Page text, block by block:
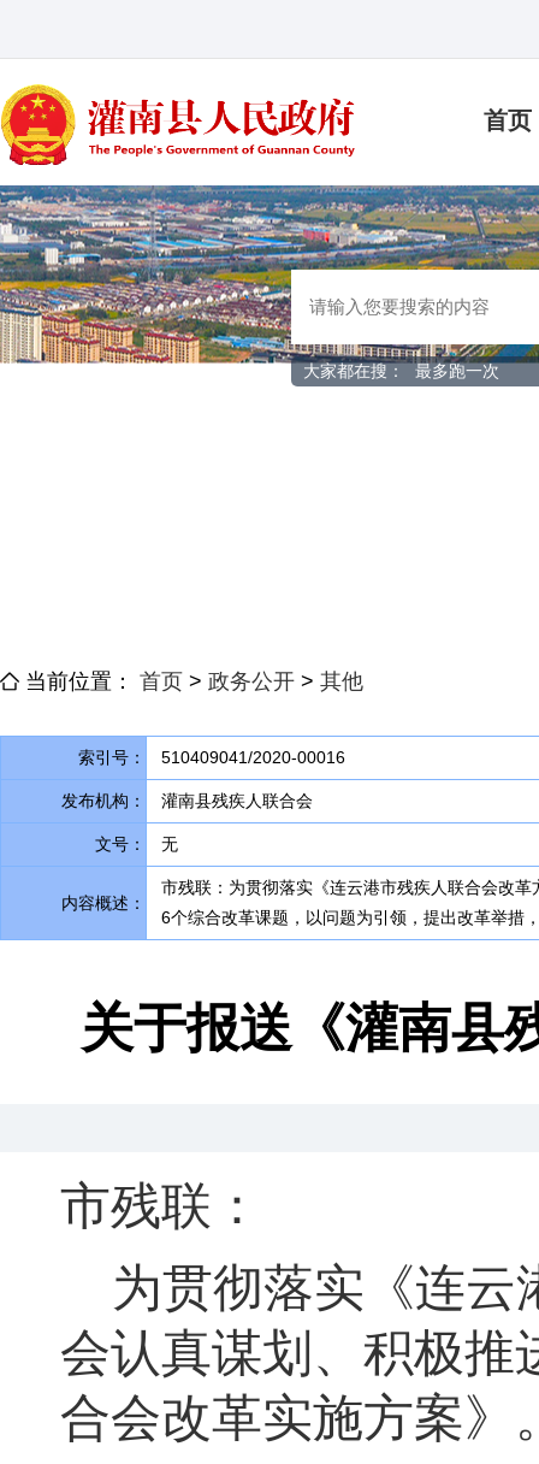
首页
大家都在搜： 最多跑一次
当前位置： 首页 > 政务公开 > 其他
索引号： 510409041/2020-00016
发布机构： 灌南县残疾人联合会
文号： 无
内容概述：
市残联：为贯彻落实《连云港市残疾人联合会改革
6个综合改革课题 ， 以问题为引领，提出改革举措
关于报送《灌南县
市残联：
为贯彻落实《连云
会认真谋划、积极推
合会改革实施方案》